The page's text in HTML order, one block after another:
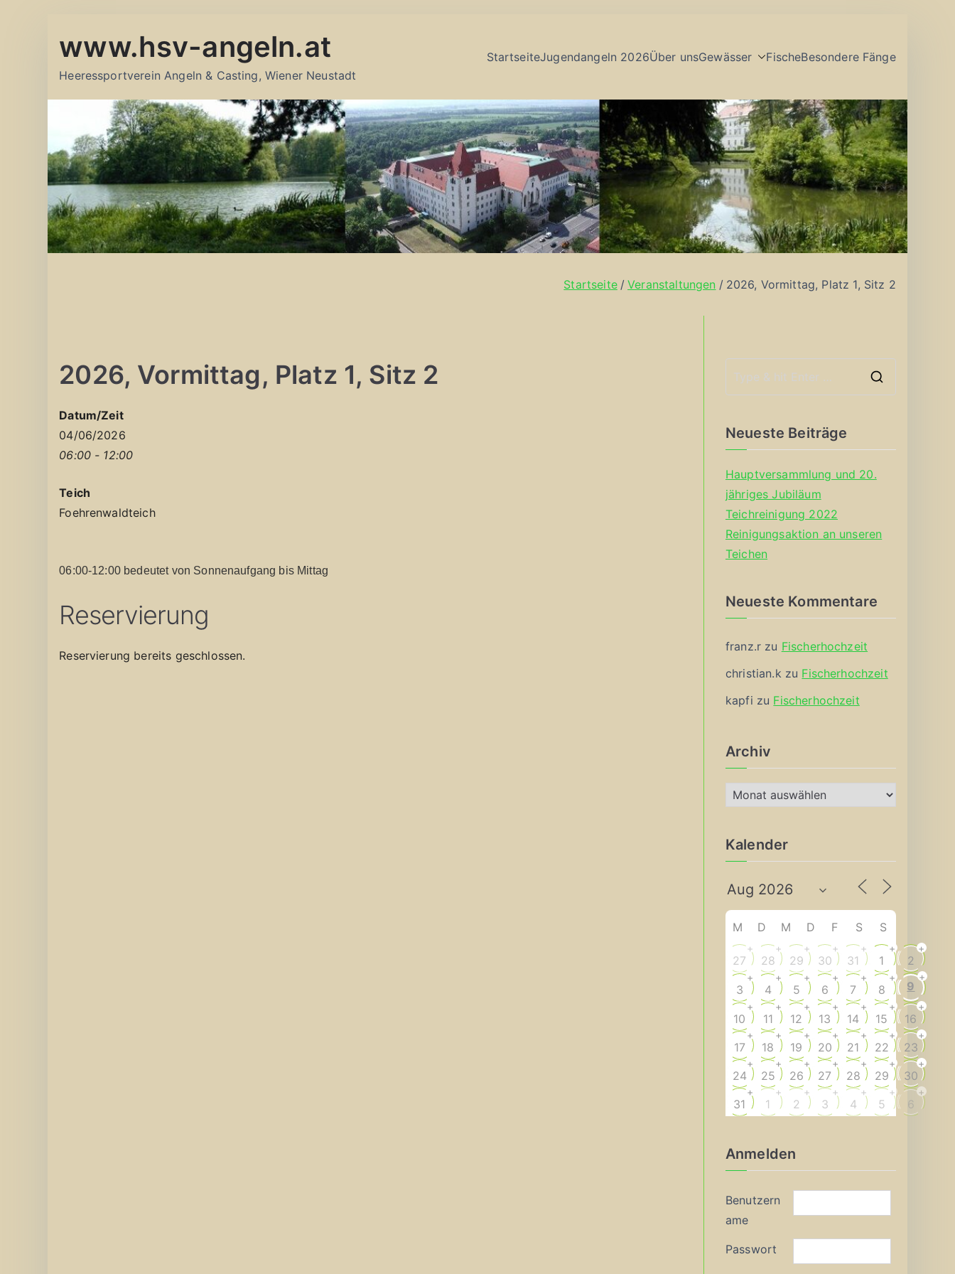
Inhalt
www.hsv-angeln.at
Heeressportverein Angeln & Casting, Wiener Neustadt
StartseiteJugendangeln 2026Über unsGewässer FischeBesondere Fänge
Startseite Veranstaltungen 2026, Vormittag, Platz 1, Sitz 2
2026, Vormittag, Platz 1, Sitz 2
Datum/Zeit
04/06/2026
06:00 - 12:00
Teich
Foehrenwaldteich
06:00-12:00 bedeutet von Sonnenaufgang bis Mittag
Reservierung
Reservierung bereits geschlossen.
Neueste Beiträge
Hauptversammlung und 20.
jähriges Jubiläum
Teichreinigung 2022
Reinigungsaktion an unseren
Teichen
Neueste Kommentare
franz.r zu Fischerhochzeit
christian.k zu Fischerhochzeit
kapfi zu Fischerhochzeit
Archiv
r
h
v
Kalender
M D M D F S S
27
+
28
+
29
+
30
+
31
+
1
+
2
+
3
+
4
+
5
+
6
+
7
+
8
+
9
+
10
+
11
+
12
+
13
+
14
+
15
+
16
+
17
+
18
+
19
+
20
+
21
+
22
+
23
+
24
+
25
+
26
+
27
+
28
+
29
+
30
+
31
+
1
+
2
+
3
+
4
+
5
+
6
+
Anmelden
Benutzern
ame
Passwort